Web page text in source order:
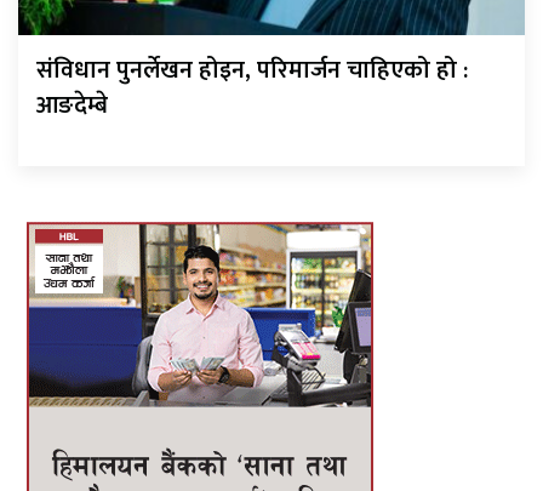
संविधान पुनर्लेखन होइन, परिमार्जन चाहिएको हो :
आङदेम्बे